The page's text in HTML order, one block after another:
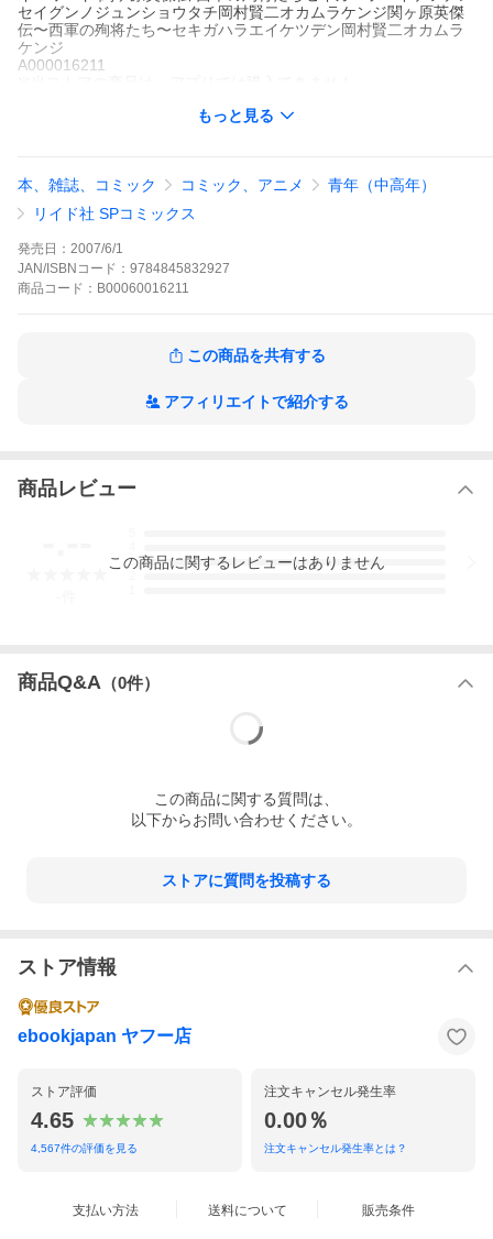
セイグンノジュンショウタチ岡村賢二オカムラケンジ関ヶ原英傑
伝〜西軍の殉将たち〜セキガハラエイケツデン岡村賢二オカムラ
ケンジ
A000016211
続、三武将の魅力を余すところなく収録。義に従いし男たちの戦
いを見よ!!
関ヶ原英傑伝 西軍の殉将たちの作品をもっと見る
もっと見る
本、雑誌、コミック コミック、アニメ
青年（中高年）
リイド社 SPコミックス
発売日： 2007/6/1
JAN/ISBNコード： 9784845832927
商品 コード： B00060016211
この商品を共有する
アフィリエイトで紹介する
商品レビュー
3
この商品に関するレビューはありません
商品Q&A （0件）
この商品に関する質問は、
以下からお問い合わせください。
ストアに質問を投稿する
ストア情報
ebookjapan ヤフー店
ストア評価
4.65
4,567件の評価を見る
注文キャンセル発生率
0.00％
注文キャンセル発生率とは？
支払い方法 送料について 販売条件